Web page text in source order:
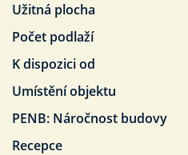
Užitná plocha
Počet podlaží
K dispozici od
Umístění objektu
PENB: Náročnost budovy
Recepce